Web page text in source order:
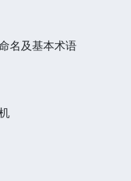
名及基本术语